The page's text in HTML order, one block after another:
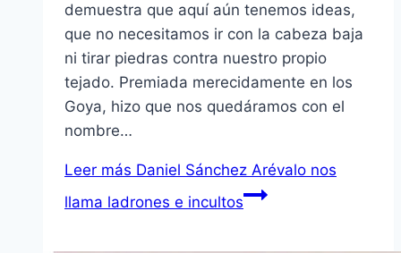
demuestra que aquí­ aún tenemos ideas,
que no necesitamos ir con la cabeza baja
ni tirar piedras contra nuestro propio
tejado. Premiada merecidamente en los
Goya, hizo que nos quedáramos con el
nombre…
Leer más Daniel Sánchez Arévalo nos
llama ladrones e incultos